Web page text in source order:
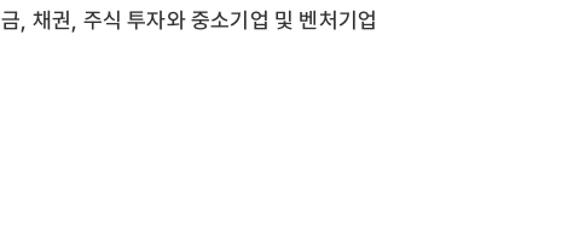
, 채권, 주식 투자와 중소기업 및 벤처기업